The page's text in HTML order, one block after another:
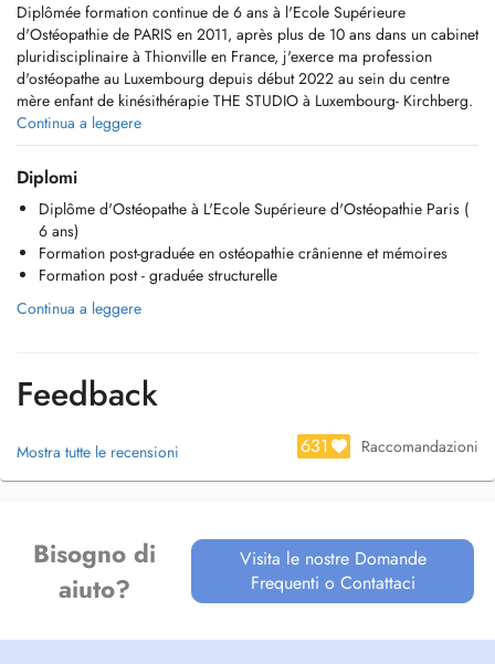
Diplômée formation continue de 6 ans à l'Ecole Supérieure
d'Ostéopathie de PARIS en 2011, après plus de 10 ans dans un cabinet
pluridisciplinaire à Thionville en France, j'exerce ma profession
d'ostéopathe au Luxembourg depuis début 2022 au sein du centre
mère enfant de kinésithérapie THE STUDIO à Luxembourg- Kirchberg.
J'ai, courant et à la suite de mon diplôme, effectué de nombreux stages
et perfectionnement ( ostéopathie crânienne, structurelle, pédiatrique,
viscérale) et vous propose une prise en charge en
* ostéopathie générale ( adulte, sportifs, adolescents, séniors)
* ostéopathie pour la femme enceinte et en post-partum
* ostéopathie pédiatrique
* thérapie somato-émotionelle
Continua a leggere
Diplomi
Diplôme d'Ostéopathe à L'Ecole Supérieure d'Ostéopathie Paris (
6 ans)
Formation post-graduée en ostéopathie crânienne et mémoires
Formation post - graduée structurelle
Continua a leggere
Feedback
Mostra tutte le recensioni 631 Raccomandazioni
Bisogno di
aiuto?
Visita le nostre Domande
Frequenti o Contattaci